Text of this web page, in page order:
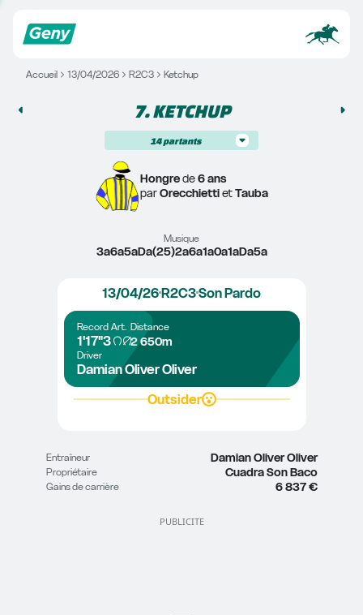
Accueil 13/04/2026 R2C3 Ketchup
7. KETCHUP
14 partants
Hongre de 6 ans
par Orecchietti et Tauba
Musique
3a6a5aDa(25)2a6a1a0a1aDa5a
13/04/26R2C3Son Pardo
Record
1'17"3
Art. Distance
2 650m
Driver
Damian Oliver Oliver
Outsider
Entraîneur Damian Oliver Oliver
Propriétaire Cuadra Son Baco
Gains de carrière 6 837 €